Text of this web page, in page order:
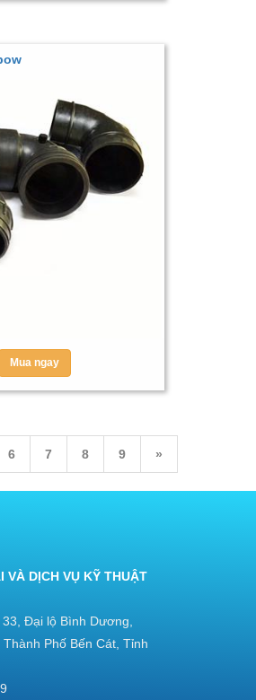
Mua ngay
6 7 8 9 »
VÀ DỊCH VỤ KỸ THUẬT
Đại lộ Bình Dương,
Phố Bến Cát, Tỉnh